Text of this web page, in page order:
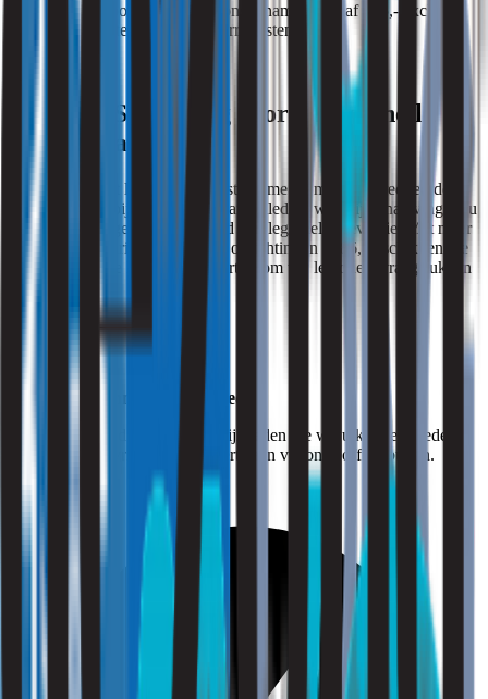
De basisprijs voor legionella-monstername is vanaf €95,- exclusief
BTW per monster, inclusief voorrijkosten.
Waarom Strooming voor de legionella
monstername?
Strooming voert legionella-monstername uit met geaccrediteerde
expertise, waarbij we streven naar volledige wettelijke naleving en u
volledig ontzorgen op het gebied van legionellapreventie. Met meer
dan 35 jaar ervaring, sinds onze oprichting in 1986, beschikken we
over diepgaande kennis en expertise om uw legionellavraagstukken
op te lossen.
Strooming: Binnengewoon goed!
Bent u benieuwd naar de mogelijkheden die wij u kunnen bieden?
Vraag dan een vrijblijvende offerte aan via onze offertebutton.